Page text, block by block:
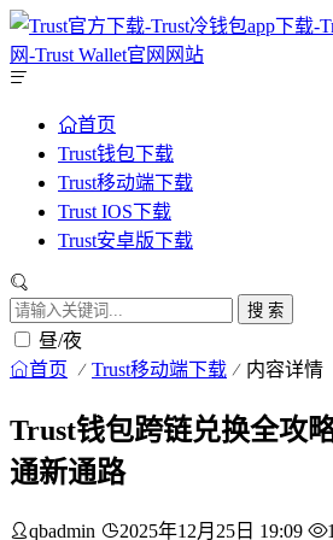
首页
Trust钱包下载
Trust移动端下载
Trust IOS下载
Trust安卓版下载
搜 索
昼/夜
首页 Trust移动端下载 内容详情
Trust钱包跨链兑换全攻
通新通路
qbadmin 2025年12月25日 19:09